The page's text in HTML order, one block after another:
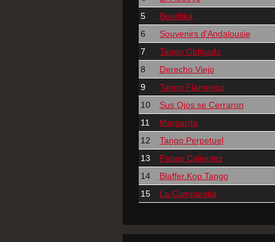
5
Beatifika
6
Souvenirs d'Andalousie
7
Tango Obligado
8
Derecho Viejo
9
Tango Flamenco
10
Sus Ojos se Cerraron
11
Margaríta
12
Tango Perpetuel
13
Papas Calientes
14
Blaffer.Kop.Tango
15
La Cumparsita